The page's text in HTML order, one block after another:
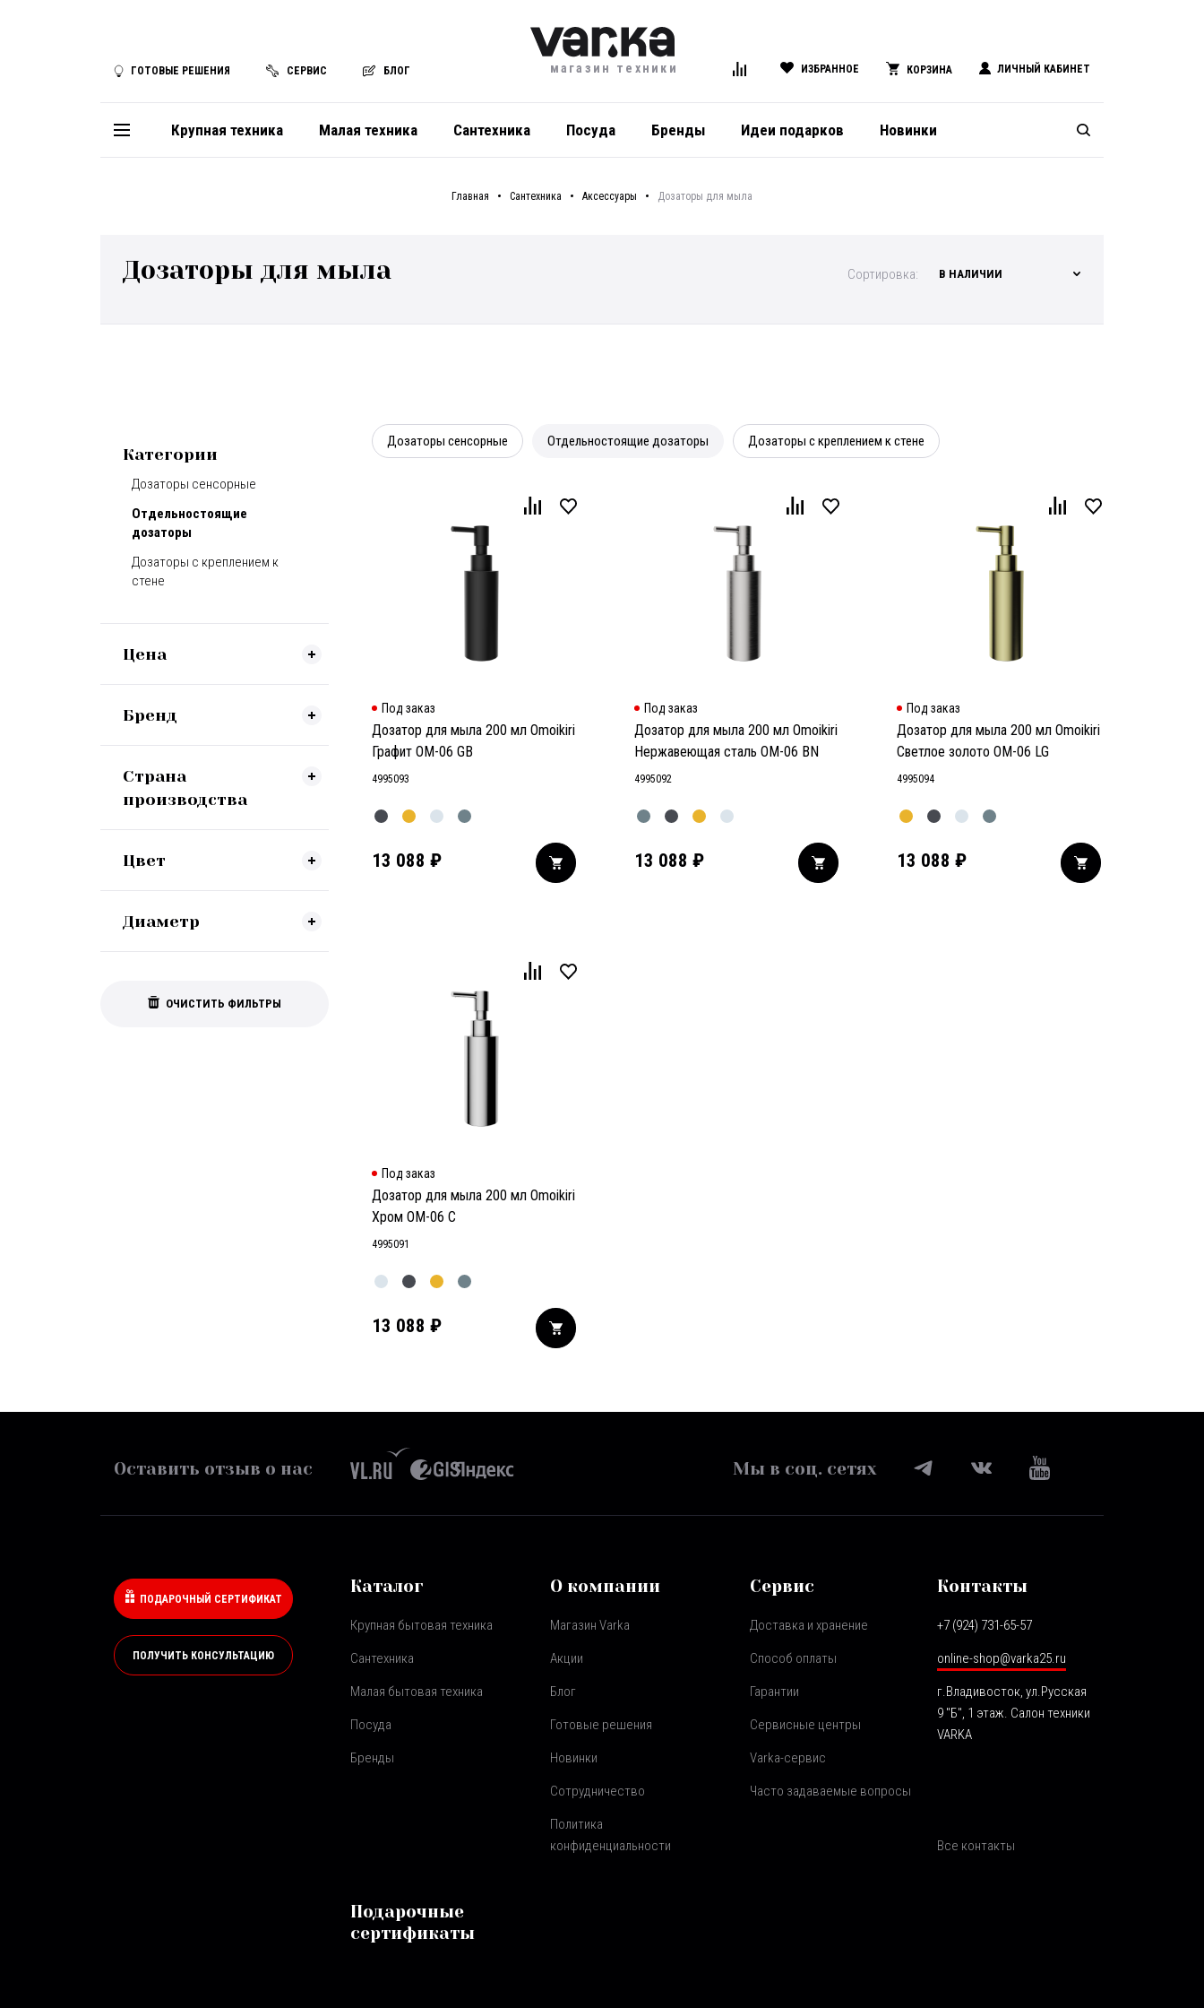
ГОТОВЫЕ РЕШЕНИЯ СЕРВИС БЛОГ магазин техники ИЗБРАННОЕ КОРЗИНА ЛИЧНЫЙ КАБИНЕТ
Крупная техника Малая техника Сантехника Посуда Бренды Идеи подарков Новинки
Главная Сантехника Аксессуары Дозаторы для мыла
Дозаторы для мыла Сортировка: В НАЛИЧИИ
Категории
Дозаторы сенсорные
Отдельностоящие
дозаторы
Дозаторы с креплением к
стене
Цена
Бренд
Страна
производства
Цвет
Диаметр
ОЧИСТИТЬ ФИЛЬТРЫ
Дозаторы сенсорные Отдельностоящие дозаторы Дозаторы с креплением к стене
Под заказ
Дозатор для мыла 200 мл Omoikiri
Графит OM-06 GB
4995093
13 088 ₽
Под заказ
Дозатор для мыла 200 мл Omoikiri
Нержавеющая сталь OM-06 BN
4995092
13 088 ₽
Под заказ
Дозатор для мыла 200 мл Omoikiri
Светлое золото OM-06 LG
4995094
13 088 ₽
Под заказ
Дозатор для мыла 200 мл Omoikiri
Хром OM-06 C
4995091
13 088 ₽
Оставить отзыв о нас Мы в соц. сетях
ПОДАРОЧНЫЙ СЕРТИФИКАТ
ПОЛУЧИТЬ КОНСУЛЬТАЦИЮ
Каталог
Крупная бытовая техника
Сантехника
Малая бытовая техника
Посуда
Бренды
О компании
Магазин Varka
Акции
Блог
Готовые решения
Новинки
Сотрудничество
Политика
конфиденциальности
Сервис
Доставка и хранение
Способ оплаты
Гарантии
Сервисные центры
Varka-сервис
Часто задаваемые вопросы
Контакты
+7 (924) 731-65-57
online-shop@varka25.ru
г.Владивосток, ул.Русская
9 "Б", 1 этаж. Салон техники
VARKA
Все контакты
Подарочные
сертификаты